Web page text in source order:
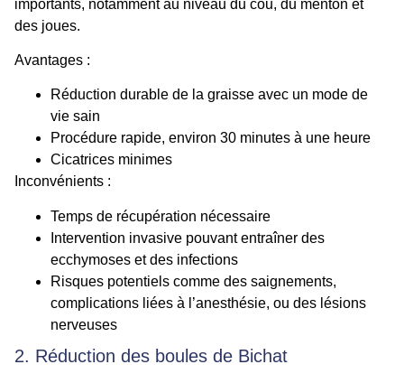
importants, notamment au niveau du cou, du menton et
des joues.
Avantages :
Réduction durable de la graisse avec un mode de
vie sain
Procédure rapide, environ 30 minutes à une heure
Cicatrices minimes
Inconvénients :
Temps de récupération nécessaire
Intervention invasive pouvant entraîner des
ecchymoses et des infections
Risques potentiels comme des saignements,
complications liées à l’anesthésie, ou des lésions
nerveuses
2. Réduction des boules de Bichat